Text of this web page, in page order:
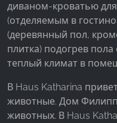
диваном-кроватью
(отделяемым в
(деревянный пол,
плитка) подогрев
теплый климат в
В Haus Katharina
животные. Дом
животных. В Haus
СТАТИСТИКА
Статистические
анонимно. Эта
понять, как наши
Google Analytics